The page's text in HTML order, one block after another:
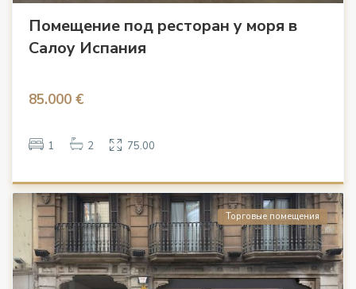
Помещение под ресторан у моря в
Салоу Испания
85.000 €
1 2 75.00
Торговые помещения